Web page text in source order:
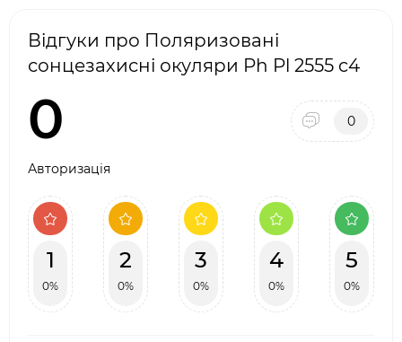
Відгуки про Поляризовані
сонцезахисні окуляри Ph Pl 2555 c4
0 0
Авторизація
1
0%
2
0%
3
0%
4
0%
5
0%